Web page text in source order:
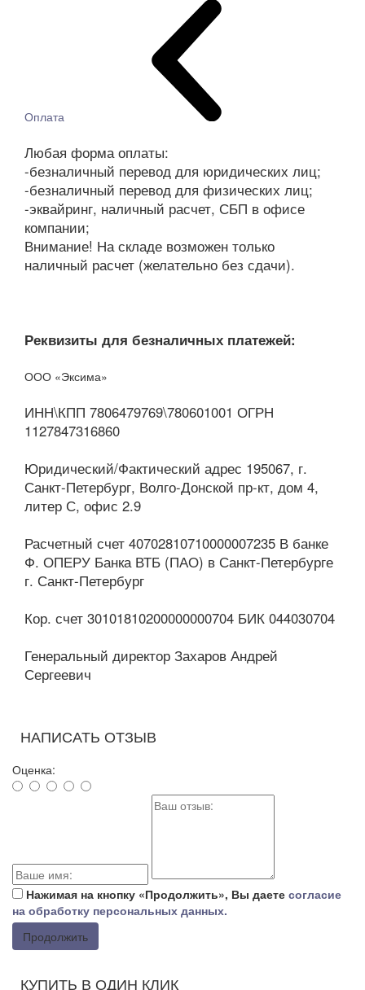
Оплата
Любая форма оплаты:
-безналичный перевод для юридических лиц;
-безналичный перевод для физических лиц;
-эквайринг, наличный расчет, СБП в офисе
компании;
Внимание! На складе возможен только
наличный расчет (желательно без сдачи).
Реквизиты для безналичных платежей:
ООО «Эксима»
ИНН\КПП 7806479769\780601001 ОГРН
1127847316860
Юридический/Фактический адрес 195067, г.
Санкт-Петербург, Волго-Донской пр-кт, дом 4,
литер С, офис 2.9
Расчетный счет 40702810710000007235 В банке
Ф. ОПЕРУ Банка ВТБ (ПАО) в Санкт-Петербурге
г. Санкт-Петербург
Кор. счет 30101810200000000704 БИК 044030704
Генеральный директор Захаров Андрей
Сергеевич
НАПИСАТЬ ОТЗЫВ
Оценка:
Нажимая на кнопку «Продолжить», Вы даете согласие
на обработку персональных данных.
Продолжить
КУПИТЬ В ОДИН КЛИК